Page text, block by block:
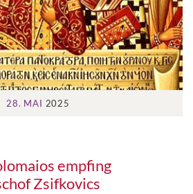
28. MAI 2025
empfing
Zsifkovics